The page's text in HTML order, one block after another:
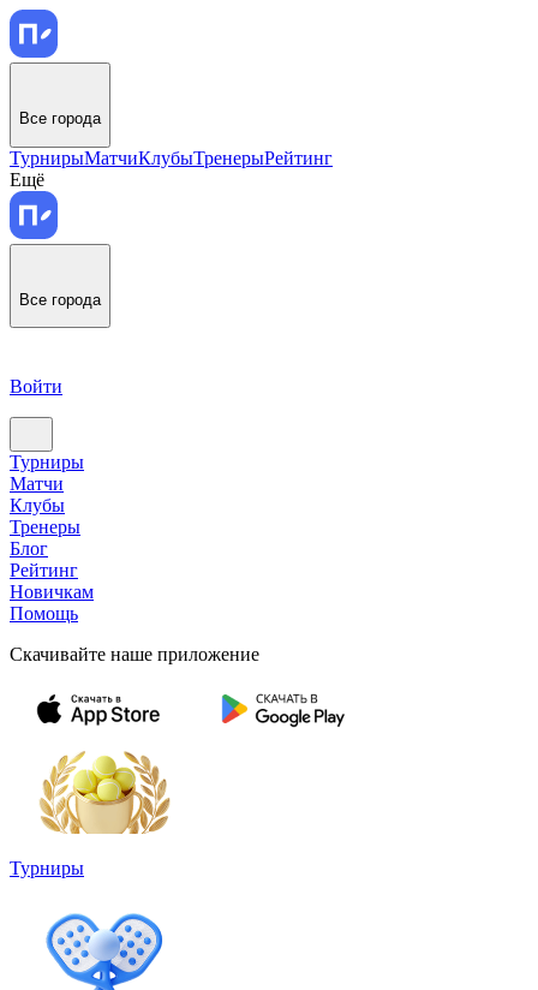
Все города
ТурнирыМатчиКлубыТренерыРейтинг
Ещё
Все города
Войти
Турниры
Матчи
Клубы
Тренеры
Блог
Рейтинг
Новичкам
Помощь
Скачивайте наше приложение
Турниры